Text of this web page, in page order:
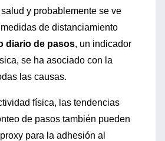
y probablemente se ve
de distanciamiento
diario de pasos, un indicador
se ha asociado con la
las causas.
física, las tendencias
de pasos también pueden
para la adhesión al